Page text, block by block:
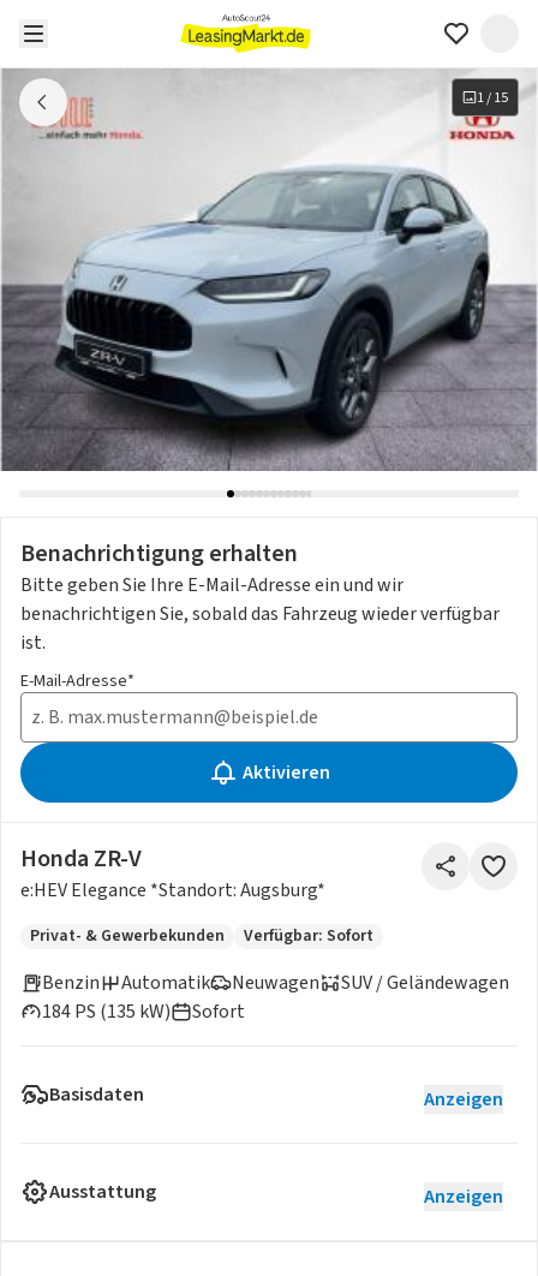
1/15
Benachrichtigung erhalten
Bitte geben Sie Ihre E-Mail-Adresse ein und wir
benachrichtigen Sie, sobald das Fahrzeug wieder verfügbar
ist.
E-Mail-Adresse*
Aktivieren
Honda ZR-V
e:HEV Elegance *Standort: Augsburg*
Privat- & Gewerbekunden Verfügbar: Sofort
Benzin
Neuwagen
184 PS (135 kW)
Automatik
SUV / Geländewagen
Sofort
Basisdaten Anzeigen
Ausstattung Anzeigen